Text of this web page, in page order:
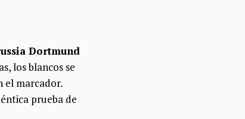
Dortmund
los blancos se
el marcador.
prueba de